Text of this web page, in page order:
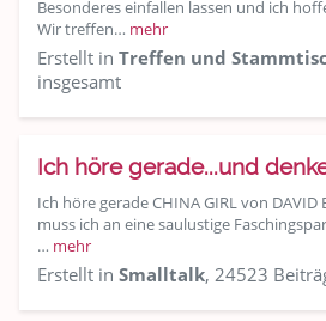
Besonderes einfallen lassen und ich
Wir treffen… mehr
Erstellt in Treffen und
insgesamt
Ich höre gerade...und
Ich höre gerade CHINA GIRL von DAVID
muss ich an eine saulustige
… mehr
Erstellt in Smalltalk, 24523